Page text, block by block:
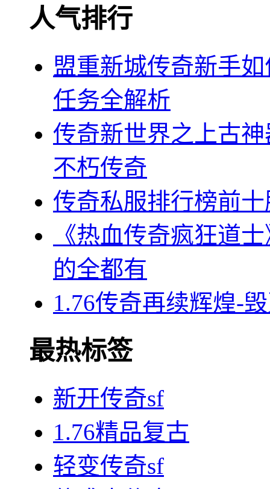
人气排行
盟重新城传奇新手
任务全解析
传奇新世界之上古
不朽传奇
传奇私服排行榜前
《热血传奇疯狂道
的全都有
1.76传奇再续辉煌-
最热标签
新开传奇sf
1.76精品复古
轻变传奇sf